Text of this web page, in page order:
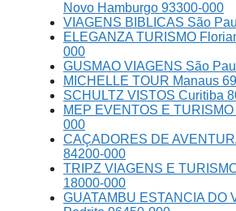
Novo Hamburgo 93300-000
VIAGENS BIBLICAS São
ELEGANZA TURISMO
000
GUSMAO VIAGENS São
MICHELLE TOUR Manaus
SCHULTZ VISTOS Curitiba
MEP EVENTOS E
000
CAÇADORES DE
84200-000
TRIPZ VIAGENS E
18000-000
GUATAMBU ESTANCIA DO